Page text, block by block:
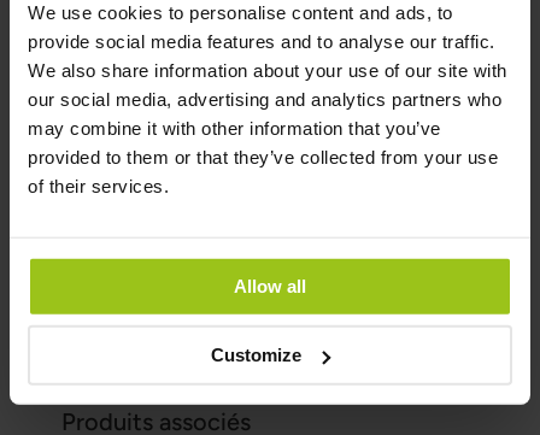
We use cookies to personalise content and ads, to
provide social media features and to analyse our traffic.
We also share information about your use of our site with
our social media, advertising and analytics partners who
may combine it with other information that you’ve
provided to them or that they’ve collected from your use
of their services.
Allow all
Customize
Auteur:
Greatlife.fr ,Les meilleurs en santé
Réviseur:
Teresa Husén, Thérapeute en nutrition en
médecine fonctionnelle
Références et sources scientifiques
Produits associés